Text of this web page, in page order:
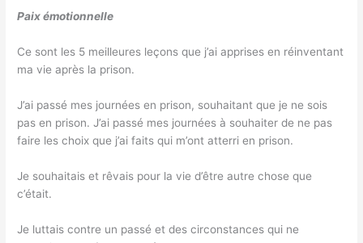
Paix émotionnelle
Ce sont les 5 meilleures leçons que j’ai apprises en réinventant
ma vie après la prison.
J’ai passé mes journées en prison, souhaitant que je ne sois
pas en prison. J’ai passé mes journées à souhaiter de ne pas
faire les choix que j’ai faits qui m’ont atterri en prison.
Je souhaitais et rêvais pour la vie d’être autre chose que
c’était.
Je luttais contre un passé et des circonstances qui ne